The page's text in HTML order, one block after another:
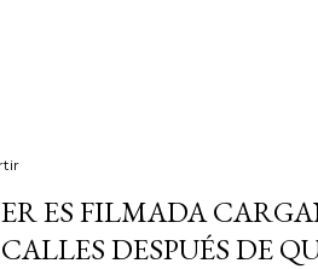
ES FILMADA
DESPUÉS DE